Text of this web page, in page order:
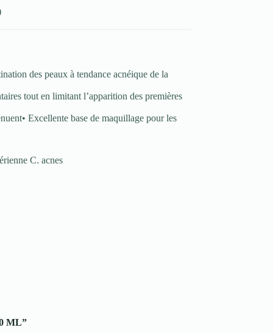
des peaux à tendance acnéique de la
tout en limitant l’apparition des premières
Excellente base de maquillage pour les
C. acnes
ML”